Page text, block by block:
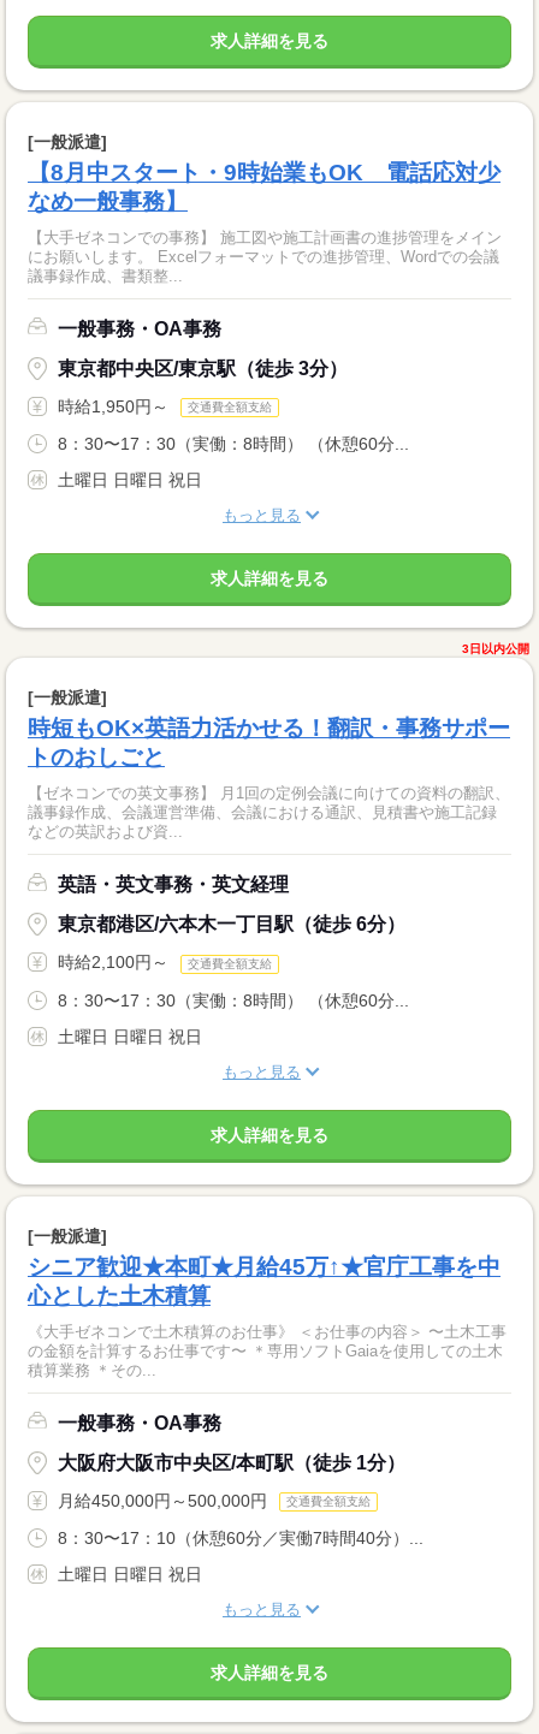
求人詳細を見る
[一般派遣]
【8月中スタート・9時始業もOK 電話応対少
なめ一般事務】
【大手ゼネコンでの事務】 施工図や施工計画書の進捗管理をメイン
にお願いします。 Excelフォーマットでの進捗管理、Wordでの会議
議事録作成、書類整...
一般事務・OA事務
東京都中央区/東京駅（徒歩 3分）
時給1,950円～ 交通費全額支給
8：30〜17：30（実働：8時間） （休憩60分...
土曜日 日曜日 祝日
もっと見る
求人詳細を見る
3日以内公開
[一般派遣]
時短もOK×英語力活かせる！翻訳・事務サポー
トのおしごと
【ゼネコンでの英文事務】 月1回の定例会議に向けての資料の翻訳、
議事録作成、会議運営準備、会議における通訳、見積書や施工記録
などの英訳および資...
英語・英文事務・英文経理
東京都港区/六本木一丁目駅（徒歩 6分）
時給2,100円～ 交通費全額支給
8：30〜17：30（実働：8時間） （休憩60分...
土曜日 日曜日 祝日
もっと見る
求人詳細を見る
[一般派遣]
シニア歓迎★本町★月給45万↑★官庁工事を中
心とした土木積算
《大手ゼネコンで土木積算のお仕事》 ＜お仕事の内容＞ 〜土木工事
の金額を計算するお仕事です〜 ＊専用ソフトGaiaを使用しての土木
積算業務 ＊その...
一般事務・OA事務
大阪府大阪市中央区/本町駅（徒歩 1分）
月給450,000円～500,000円 交通費全額支給
8：30〜17：10（休憩60分／実働7時間40分）...
土曜日 日曜日 祝日
もっと見る
求人詳細を見る